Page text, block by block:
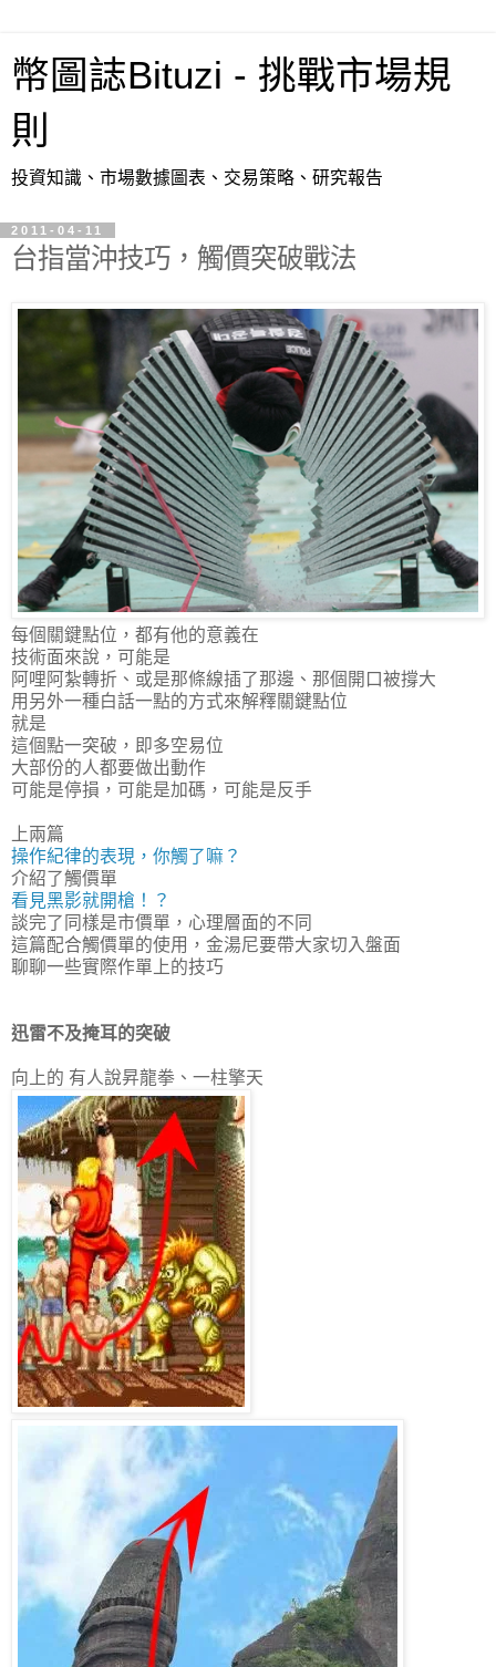
幣圖誌Bituzi - 挑戰市場規
則
投資知識、市場數據圖表、交易策略、研究報告
2011-04-11
台指當沖技巧，觸價突破戰法
每個關鍵點位，都有他的意義在
技術面來說，可能是
阿哩阿紮轉折、或是那條線插了那邊、那個開口被撐大
用另外一種白話一點的方式來解釋關鍵點位
就是
這個點一突破，即多空易位
大部份的人都要做出動作
可能是停損，可能是加碼，可能是反手
上兩篇
操作紀律的表現，你觸了嘛？
介紹了觸價單
看見黑影就開槍！？
談完了同樣是市價單，心理層面的不同
這篇配合觸價單的使用，金湯尼要帶大家切入盤面
聊聊一些實際作單上的技巧
迅雷不及掩耳的突破
向上的 有人說昇龍拳、一柱擎天